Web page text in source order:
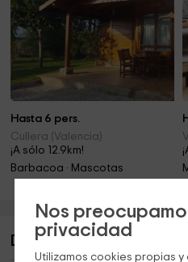
Nos
privacidad
Utilizamos cookies propias
Hasta 6 pers.
Cullera (Valencia)
¡A sólo 12.9km!
Barbacoa · Mascotas
Descripción de La